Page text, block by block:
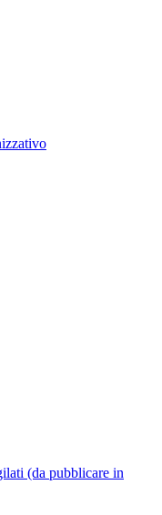
(da pubblicare in